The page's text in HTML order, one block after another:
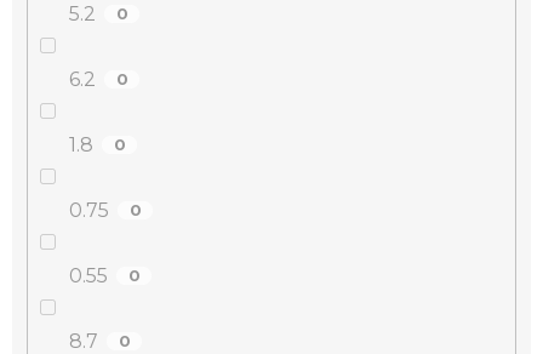
5.2 0
6.2 0
1.8 0
0.75 0
0.55 0
8.7 0